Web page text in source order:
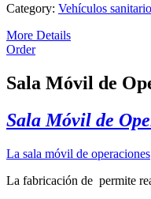
Category: Vehículos
More Details
Order
Sala Móvil de
Sala Móvil de
La sala móvil de operaciones
La fabricación de permite